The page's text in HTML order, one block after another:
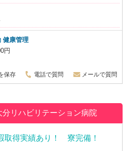
健康管理
円
保存 電話で質問 メールで質問
分リハビリテーション病院
得実績あり！ 寮完備！